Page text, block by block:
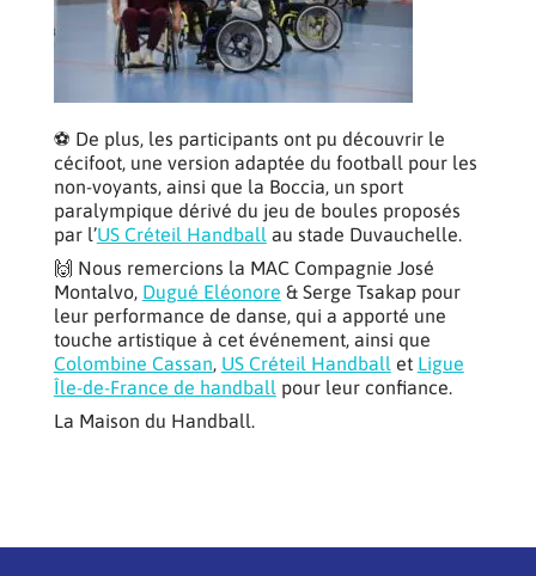
⚽ De plus, les participants ont pu découvrir le
cécifoot, une version adaptée du football pour les
non-voyants, ainsi que la Boccia, un sport
paralympique dérivé du jeu de boules proposés
par l’US Créteil Handball au stade Duvauchelle.
🙌 Nous remercions la MAC Compagnie José
Montalvo, Dugué Eléonore & Serge Tsakap pour
leur performance de danse, qui a apporté une
touche artistique à cet événement, ainsi que
Colombine Cassan, US Créteil Handball et Ligue
Île-de-France de handball pour leur confiance.
La Maison du Handball.